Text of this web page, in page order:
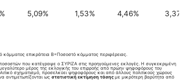
5,09% 1,53% 4,46% 3,37%
επικράτεια B=Ποσοστό κόμματος περιφέρειας.
που κατέγραψε ο ΣΥΡΙΖΑ στις προηγούμενες εκλογές. Η συγκεκριμένη
μέρος της εκλογικής του επιρροής από πρώην ψηφοφόρους του
σχηματισμό, προσελκύει ψηφοφόρους και από άλλους πολιτικούς χώρους
αντιμετωπίζονται ως στατιστική εκτίμηση τάσηςμε μικρότερη βαρύτητα από